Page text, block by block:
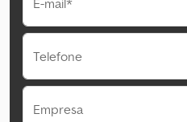
E-mail*
Telefone
Empresa